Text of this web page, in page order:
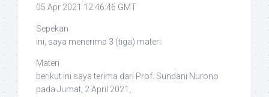
05 Apr 2021 12:46:46 GMT
Sepekan
ini, saya menerima 3 (tiga) materi:
Materi
berikut ini saya terima dari Prof. Sundani Nurono
pada Jumat, 2 April 2021,